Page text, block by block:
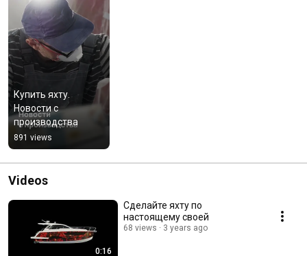
Купить яхту.
Новости с
производства
891 views
Videos
0:16
Сделайте яхту по
настоящему своей
68 views 3 years ago